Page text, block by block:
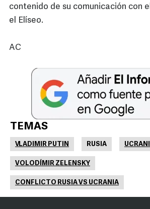
contenido de su comunicación con
el Elíseo.
AC
TEMAS
VLADIMIR PUTIN RUSIA
VOLODÍMIR ZELENSKY
CONFLICTO RUSIA VS UCRANIA